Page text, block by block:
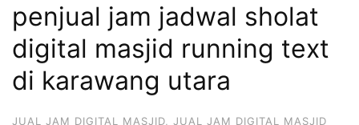
penjual jam jadwal sholat
digital masjid running text
di karawang utara
JUAL JAM DIGITAL MASJID
JUAL JAM DIGITAL MASJID